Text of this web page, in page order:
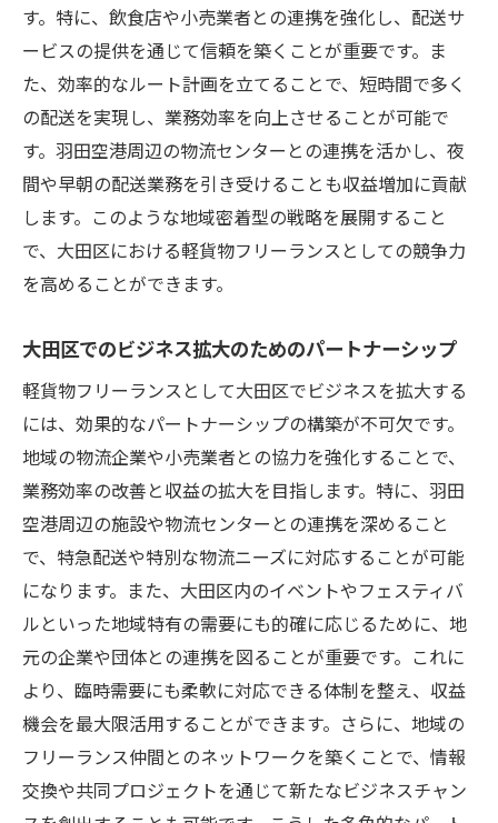
す。特に、飲食店や小売業者との連携を強化し、配送サ
ービスの提供を通じて信頼を築くことが重要です。ま
た、効率的なルート計画を立てることで、短時間で多く
の配送を実現し、業務効率を向上させることが可能で
す。羽田空港周辺の物流センターとの連携を活かし、夜
間や早朝の配送業務を引き受けることも収益増加に貢献
します。このような地域密着型の戦略を展開すること
で、大田区における軽貨物フリーランスとしての競争力
を高めることができます。
大田区でのビジネス拡大のためのパートナーシップ
軽貨物フリーランスとして大田区でビジネスを拡大する
には、効果的なパートナーシップの構築が不可欠です。
地域の物流企業や小売業者との協力を強化することで、
業務効率の改善と収益の拡大を目指します。特に、羽田
空港周辺の施設や物流センターとの連携を深めること
で、特急配送や特別な物流ニーズに対応することが可能
になります。また、大田区内のイベントやフェスティバ
ルといった地域特有の需要にも的確に応じるために、地
元の企業や団体との連携を図ることが重要です。これに
より、臨時需要にも柔軟に対応できる体制を整え、収益
機会を最大限活用することができます。さらに、地域の
フリーランス仲間とのネットワークを築くことで、情報
交換や共同プロジェクトを通じて新たなビジネスチャン